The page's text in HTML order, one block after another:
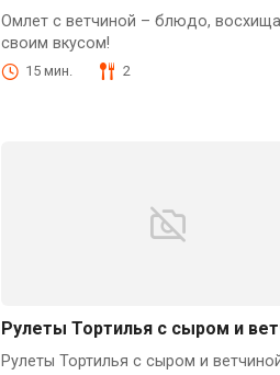
Омлет с ветчиной – блюдо,
своим вкусом!
15 мин. 2
Рулеты Тортилья с сыром и
Рулеты Тортилья с сыром и